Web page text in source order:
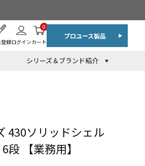
録ログインカート
0
プロユース製品
シリーズ＆ブランド紹介
430ソリッドシェル
【業務用】